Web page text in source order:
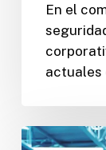
En el
actuales